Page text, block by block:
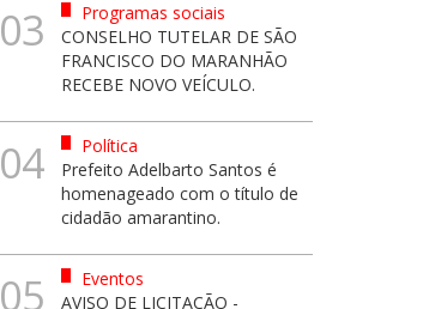
03
Programas sociais
CONSELHO TUTELAR DE SÃO
FRANCISCO DO MARANHÃO
RECEBE NOVO VEÍCULO.
04
Política
Prefeito Adelbarto Santos é
homenageado com o título de
cidadão amarantino.
05
Eventos
AVISO DE LICITAÇÃO -